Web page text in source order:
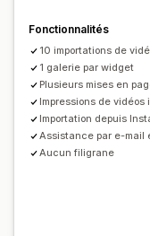
Fonctionnalités
10 importations de
1 galerie par widget
Plusieurs mises en
Impressions de vidéos
Importation depuis
Assistance par e-mail
Aucun filigrane